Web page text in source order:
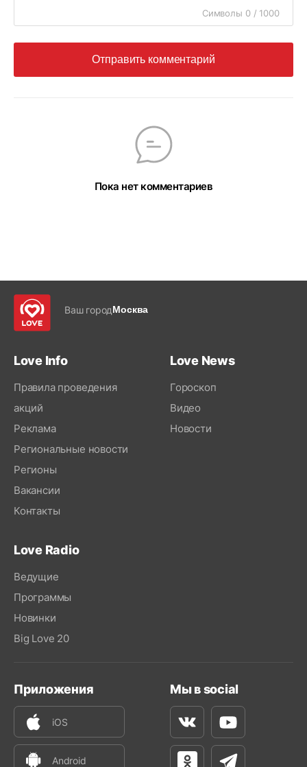
Символы 0 / 1000
Отправить комментарий
Пока нет комментариев
Ваш городМосква
Love Info
Правила проведения
акций
Реклама
Региональные новости
Регионы
Вакансии
Контакты
Love News
Гороскоп
Видео
Новости
Love Radio
Ведущие
Программы
Новинки
Big Love 20
Приложения
iOS
Android
Мы в social
ВконтактеYoutube